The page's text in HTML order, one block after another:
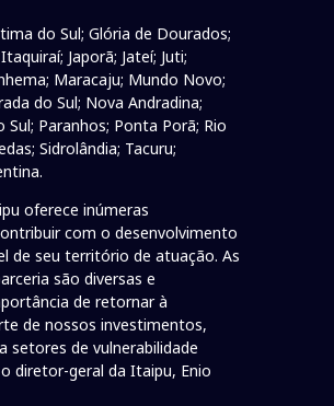
do Sul; Glória de Dourados;
Japorã; Jateí; Juti;
Maracaju; Mundo Novo;
do Sul; Nova Andradina;
Paranhos; Ponta Porã; Rio
Sidrolândia; Tacuru;
oferece inúmeras
com o desenvolvimento
de seu território de atuação. As
são diversas e
de retornar à
de nossos investimentos,
setores de vulnerabilidade
diretor-geral da Itaipu, Enio